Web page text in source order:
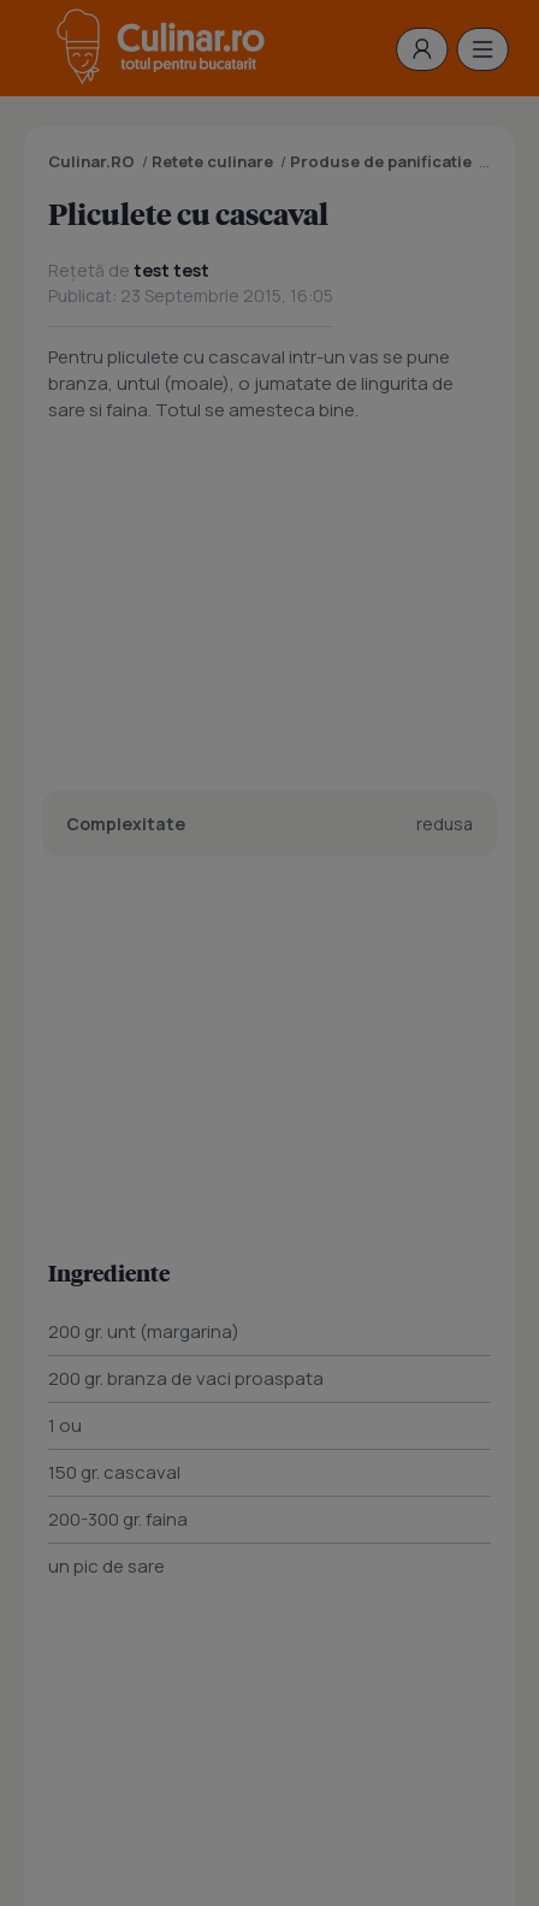
Culinar.RO / Retete culinare / Produse de panificatie
Pliculete cu cascaval
Rețetă de test test
Publicat: 23 Septembrie 2015, 16:05
Pentru pliculete cu cascaval intr-un vas se pune
branza, untul (moale), o jumatate de lingurita de
sare si faina. Totul se amesteca bine.
Complexitate redusa
Ingrediente
200 gr. unt (margarina)
200 gr. branza de vaci proaspata
1 ou
150 gr. cascaval
200-300 gr. faina
un pic de sare